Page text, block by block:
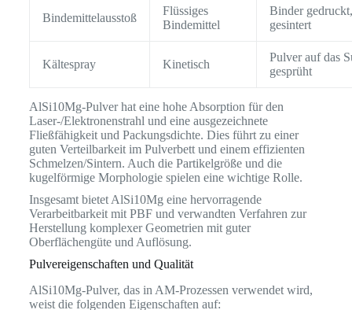
Bindemittelausstoß
Flüssiges
Bindemittel
Binder
gesintert
Kältespray Kinetisch
Pulver auf das
gesprüht
AlSi10Mg-Pulver hat eine hohe Absorption für den
Laser-/Elektronenstrahl und eine ausgezeichnete
Fließfähigkeit und Packungsdichte. Dies führt zu einer
guten Verteilbarkeit im Pulverbett und einem effizienten
Schmelzen/Sintern. Auch die Partikelgröße und die
kugelförmige Morphologie spielen eine wichtige Rolle.
Insgesamt bietet AlSi10Mg eine hervorragende
Verarbeitbarkeit mit PBF und verwandten Verfahren zur
Herstellung komplexer Geometrien mit guter
Oberflächengüte und Auflösung.
Pulvereigenschaften und Qualität
AlSi10Mg-Pulver, das in AM-Prozessen verwendet wird,
weist die folgenden Eigenschaften auf: